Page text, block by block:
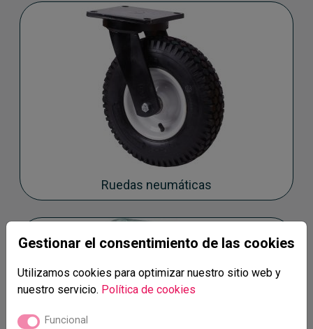
Ruedas neumáticas
Gestionar el consentimiento de las cookies
Utilizamos cookies para optimizar nuestro sitio web y
nuestro servicio. Política de cookies
Funcional